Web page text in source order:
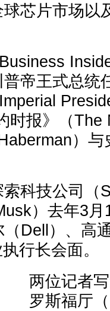
芯片市场以
帝王式总统
时报》（The
）
科技公司（
）去年3
Dell）、高
行长会面。
两位记者
罗斯福厅